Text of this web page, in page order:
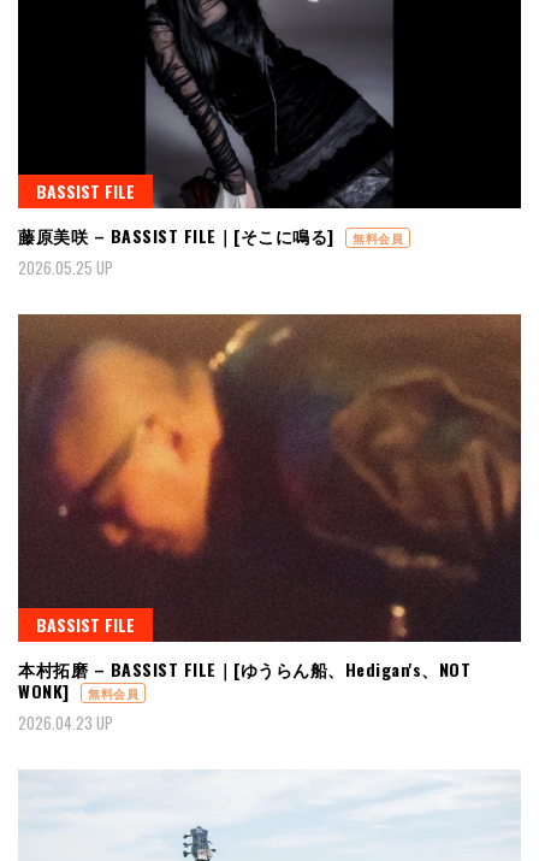
BASSIST FILE
藤原美咲 – BASSIST FILE｜[そこに鳴る]
無料会員
2026.05.25 UP
BASSIST FILE
本村拓磨 – BASSIST FILE｜[ゆうらん船、Hedigan's、NOT
WONK]
無料会員
2026.04.23 UP